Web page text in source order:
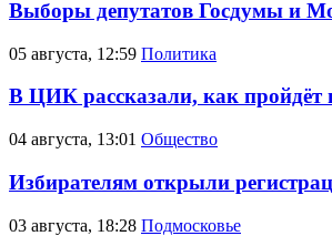
Выборы депутатов Госдумы и
05 августа, 12:59 Политика
В ЦИК рассказали, как пройдёт
04 августа, 13:01 Общество
Избирателям открыли
03 августа, 18:28 Подмосковье